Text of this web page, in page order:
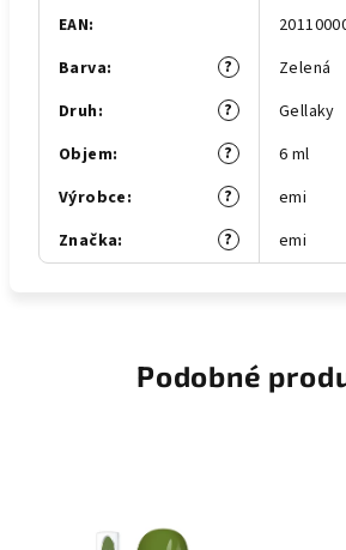
EAN:
?
Barva:
Zelená
?
Druh:
Gellaky
?
Objem:
6 ml
?
Výrobce:
emi
?
Značka: emi
Podobné